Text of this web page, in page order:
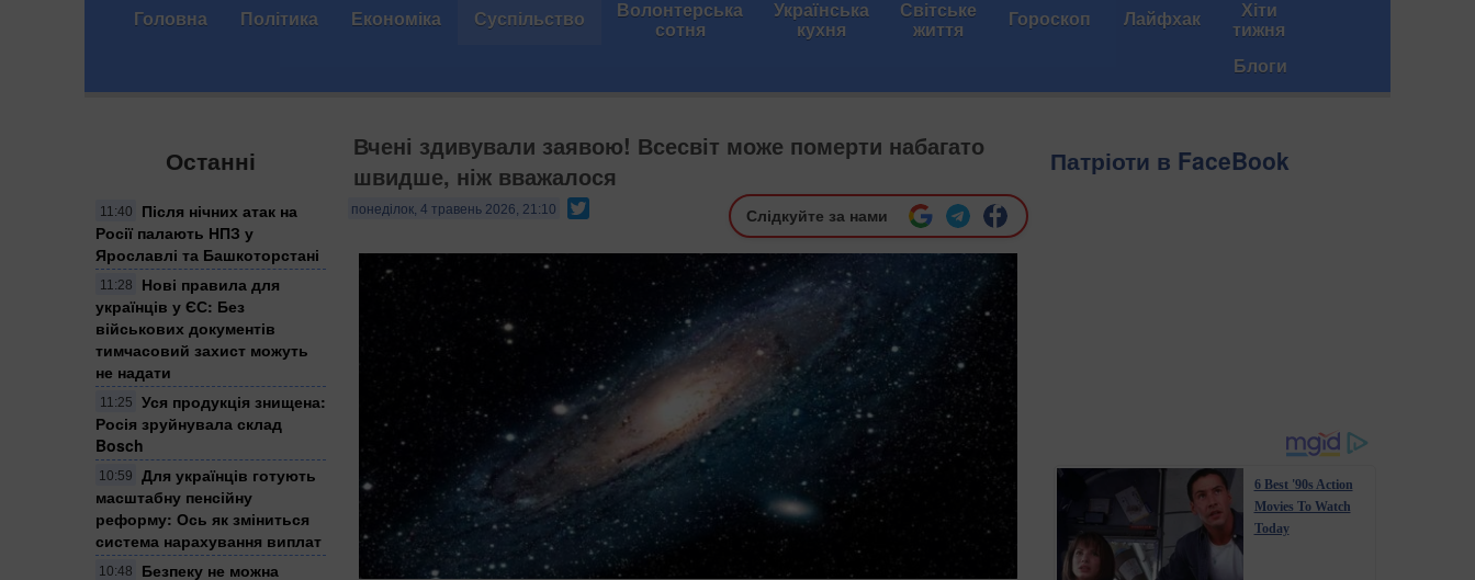
Головна Політика Економіка Суспільство Волонтерська
сотня
Українська
кухня
Світське
життя Гороскоп Лайфхак Хіти
тижня
Блоги
Останні
11:40
Після нічних атак на
Росії палають НПЗ у
Ярославлі та Башкоторстані
11:28
Нові правила для
українців у ЄС: Без
військових документів
тимчасовий захист можуть
не надати
11:25
Уся продукція знищена:
Росія зруйнувала склад
Bosch
10:59
Для українців готують
масштабну пенсійну
реформу: Ось як зміниться
система нарахування виплат
10:48
Безпеку не можна
Вчені здивували заявою! Всесвіт може померти набагато
швидше, ніж вважалося
понеділок, 4 травень 2026, 21:10 Слідкуйте за нами
Патріоти в FaceBook
6 Best '90s Action
Movies To Watch
Today